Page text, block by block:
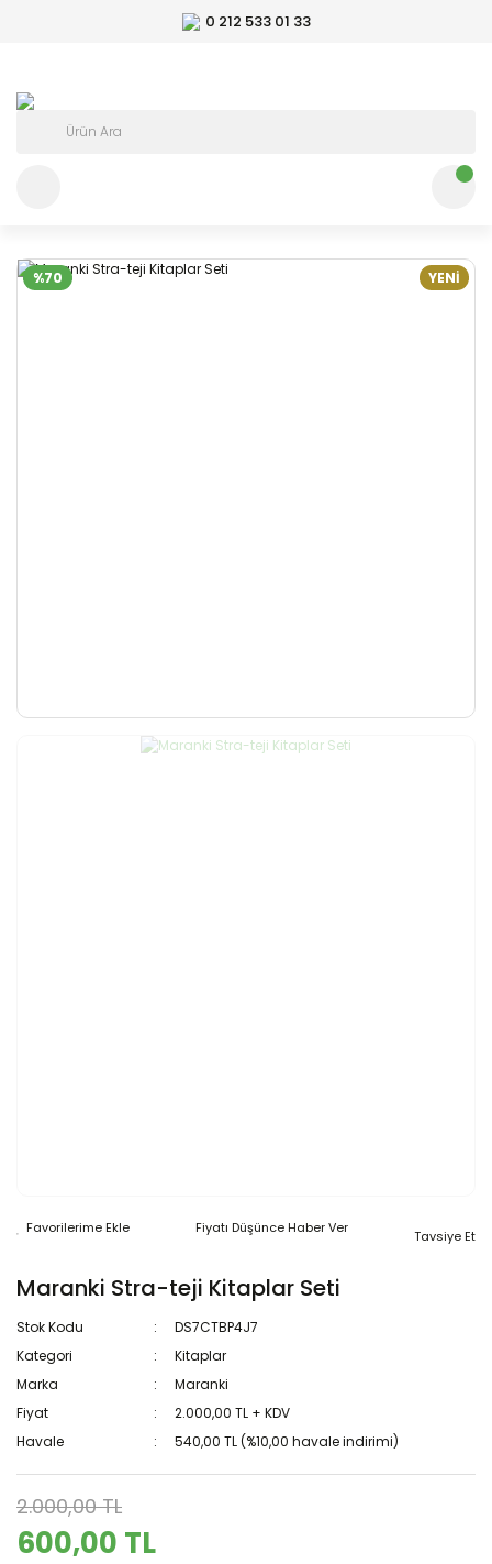
0 212 533 01 33
%70 YENİ
Fiyatı Düşünce Haber Ver Tavsiye Et
Maranki Stra-teji Kitaplar Seti
Stok Kodu
DS7CTBP4J7
Kategori
Kitaplar
Marka
Maranki
Fiyat
2.000,00 TL + KDV
Havale
540,00 TL (%10,00 havale indirimi)
2.000,00 TL
600,00 TL